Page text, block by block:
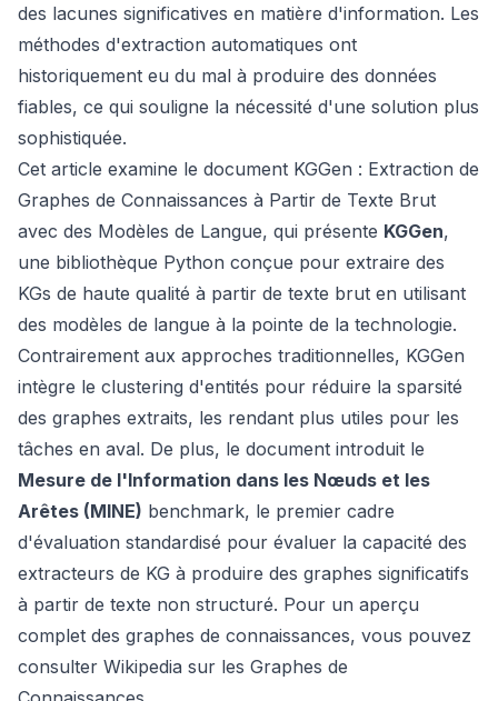
des lacunes significatives en matière d'information. Les
méthodes d'extraction automatiques ont
historiquement eu du mal à produire des données
fiables, ce qui souligne la nécessité d'une solution plus
sophistiquée.
Cet article examine le document KGGen : Extraction de
Graphes de Connaissances à Partir de Texte Brut
avec des Modèles de Langue, qui présente KGGen,
une bibliothèque Python conçue pour extraire des
KGs de haute qualité à partir de texte brut en utilisant
des modèles de langue à la pointe de la technologie.
Contrairement aux approches traditionnelles, KGGen
intègre le clustering d'entités pour réduire la sparsité
des graphes extraits, les rendant plus utiles pour les
tâches en aval. De plus, le document introduit le
Mesure de l'Information dans les Nœuds et les
Arêtes (MINE) benchmark, le premier cadre
d'évaluation standardisé pour évaluer la capacité des
extracteurs de KG à produire des graphes significatifs
à partir de texte non structuré. Pour un aperçu
complet des graphes de connaissances, vous pouvez
consulter Wikipedia sur les Graphes de